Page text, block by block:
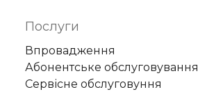
Послуги
Впровадження
Абонентське обслуговування
Сервісне обслуговуння